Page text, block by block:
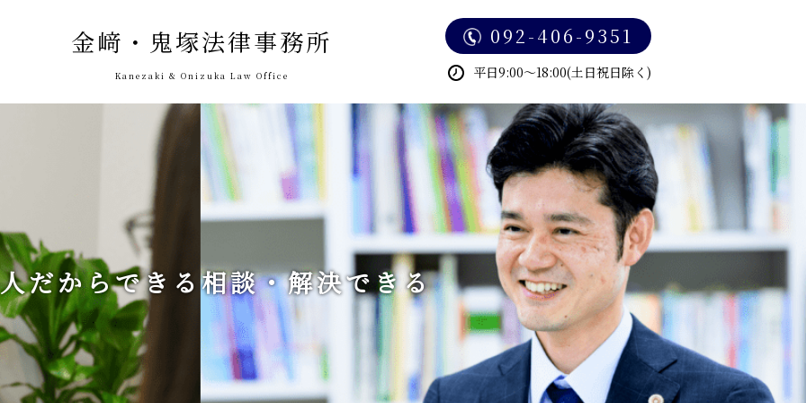
金﨑・鬼塚法律事務所
Kanezaki & Onizuka Law Office
092-406-9351
平日9:00～18:00(土日祝日除く)
だからできる相談・解決できる